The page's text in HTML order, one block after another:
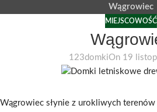
Wągrowiec
MIEJSCOWOŚĆ
123domkiOn 19
Wągrowiec słynie z urokliwych